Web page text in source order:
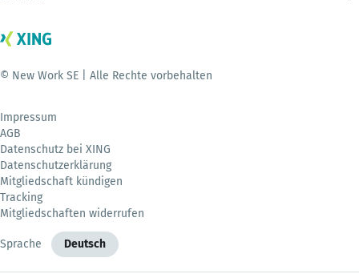
© New Work SE | Alle Rechte vorbehalten
Impressum
AGB
Datenschutz bei XING
Datenschutzerklärung
Mitgliedschaft kündigen
Tracking
Mitgliedschaften widerrufen
Sprache Deutsch